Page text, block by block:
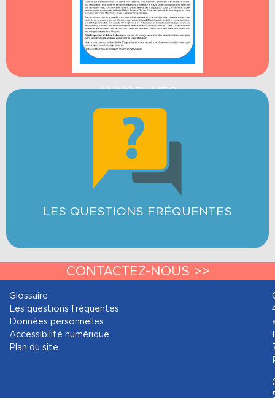
ANNOR INFO
Voir le pdf
LES QUESTIONS FRÉQUENTES
LES QUESTIONS FRÉQUENTES
En savoir plus
CONTACTEZ-NOUS >>
Glossaire
Les questions fréquentes
Données personnelles
Accessibilité numérique
Plan du site